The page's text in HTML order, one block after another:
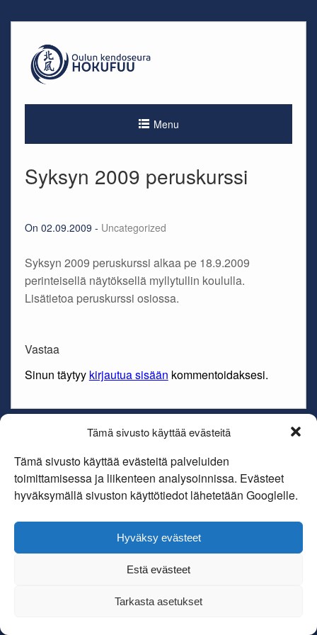
Tämä sivusto käyttää evästeitä
Tämä sivusto käyttää evästeitä palveluiden
toimittamisessa ja liikenteen analysoinnissa. Evästeet
hyväksymällä sivuston käyttötiedot lähetetään Googlelle.
Hyväksy evästeet
Estä evästeet
Tarkasta asetukset
content
Menu
Syksyn 2009 peruskurssi
On 02.09.2009 - Uncategorized
Syksyn 2009 peruskurssi alkaa pe 18.9.2009
perinteisellä näytöksellä myllytullin koululla.
Lisätietoa peruskurssi osiossa.
Vastaa
Sinun täytyy kirjautua sisään kommentoidaksesi.
Copyright Oulun kendoseura Hokufuu ry